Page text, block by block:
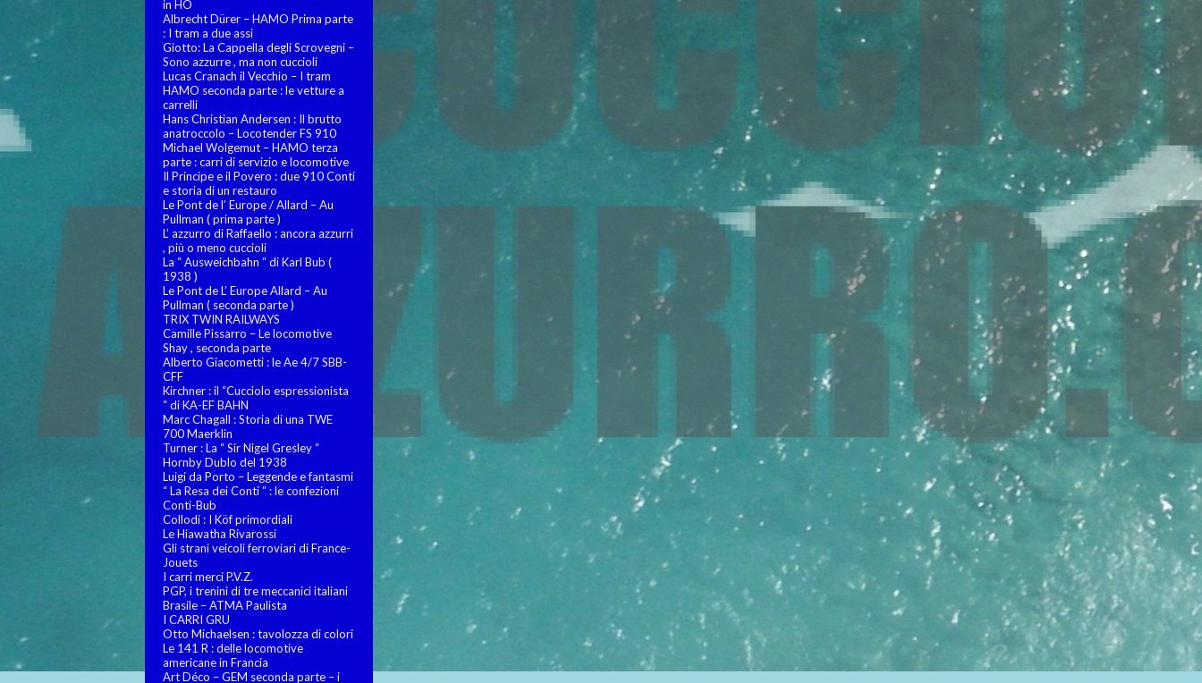
in HO
Albrecht Dürer – HAMO Prima parte
: I tram a due assi
Giotto: La Cappella degli Scrovegni –
Sono azzurre , ma non cuccioli
Lucas Cranach il Vecchio – I tram
HAMO seconda parte : le vetture a
carrelli
Hans Christian Andersen : Il brutto
anatroccolo – Locotender FS 910
Michael Wolgemut – HAMO terza
parte : carri di servizio e locomotive
Il Principe e il Povero : due 910 Conti
e storia di un restauro
Le Pont de l’ Europe / Allard – Au
Pullman ( prima parte )
L’ azzurro di Raffaello : ancora azzurri
, più o meno cuccioli
La “ Ausweichbahn “ di Karl Bub (
1938 )
Le Pont de L’ Europe Allard – Au
Pullman ( seconda parte )
TRIX TWIN RAILWAYS
Camille Pissarro – Le locomotive
Shay , seconda parte
Alberto Giacometti : le Ae 4/7 SBB-
CFF
Kirchner : il “Cucciolo espressionista
“ di KA-EF BAHN
Marc Chagall : Storia di una TWE
700 Maerklin
Turner : La “ Sir Nigel Gresley “
Hornby Dublo del 1938
Luigi da Porto – Leggende e fantasmi
“ La Resa dei Conti “ : le confezioni
Conti-Bub
Collodi : I Köf primordiali
Le Hiawatha Rivarossi
Gli strani veicoli ferroviari di France-
Jouets
I carri merci P.V.Z.
PGP, i trenini di tre meccanici italiani
Brasile – ATMA Paulista
I CARRI GRU
Otto Michaelsen : tavolozza di colori
Le 141 R : delle locomotive
americane in Francia
Art Déco – GEM seconda parte – i